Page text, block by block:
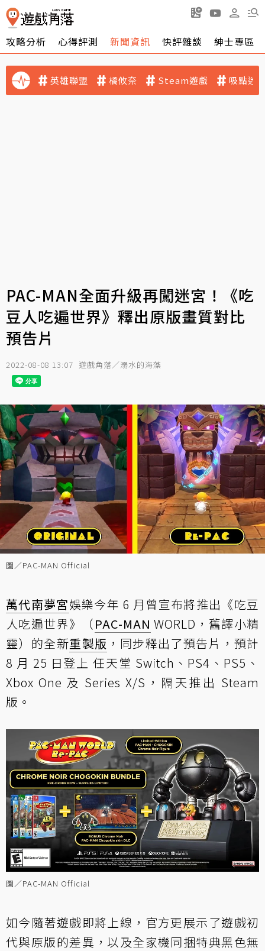
攻略分析 心得評測 新聞資訊 快評雜談 紳士專區
英雄聯盟 橘攸奈 Steam遊戲 吸點迷
PAC-MAN全面升級再闖迷宮！《吃
豆人吃遍世界》釋出原版畫質對比
預告片
2022-08-08 13:07 遊戲角落／溺水的海藻
圖／PAC-MAN Official
萬代南夢宮娛樂今年 6 月曾宣布將推出《吃豆
人吃遍世界》（PAC-MAN WORLD，舊譯小精
靈）的全新重製版 ，同步釋出了預告片，預計
8 月 25 日登上 任天堂 Switch、PS4、PS5、
Xbox One 及 Series X/S，隔天推出 Steam
版。
圖／PAC-MAN Official
如今隨著遊戲即將上線，官方更展示了遊戲初
代與原版的差異，以及全家機同捆特典黑色無